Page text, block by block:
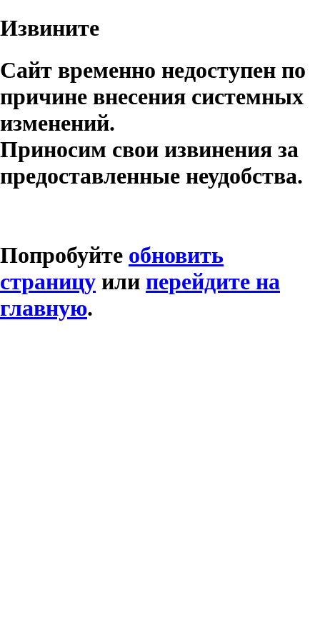
Извините
Сайт временно недоступен по
причине внесения системных
изменений.
Приносим свои извинения за
предоставленные неудобства.
Попробуйте обновить
страницу или перейдите на
главную.